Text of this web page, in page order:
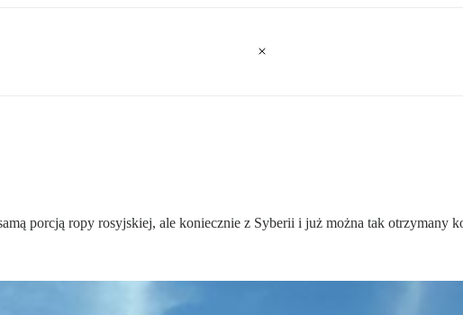
porcją ropy rosyjskiej, ale koniecznie z Syberii i już można tak otrzymany